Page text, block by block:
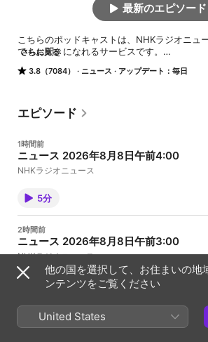
3.8（7084） ニュース アップデート：毎日
こちらのポッドキャストは、NHKラジオニュ
でもお聞きになれるサービスです。
ージをご参照ください。
さらに見る
最新のエピソード
エピソード
1時間前
ニュース 2026年8月8日午前4:00
NHKラジオニュース
5分
2時間前
ニュース 2026年8月8日午前3:00
NHKラジオニュース
5分
3時間前
ニュース 2026年8月8日午前2:00
他の国を選択して、お住まいの地
ンテンツをご覧ください
United States